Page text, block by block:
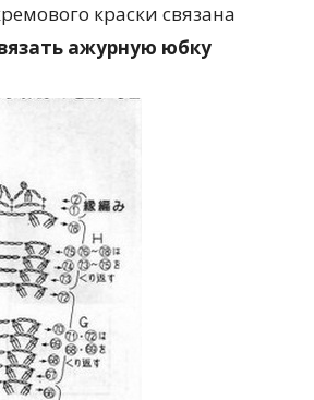
краски связана
ажурную юбку